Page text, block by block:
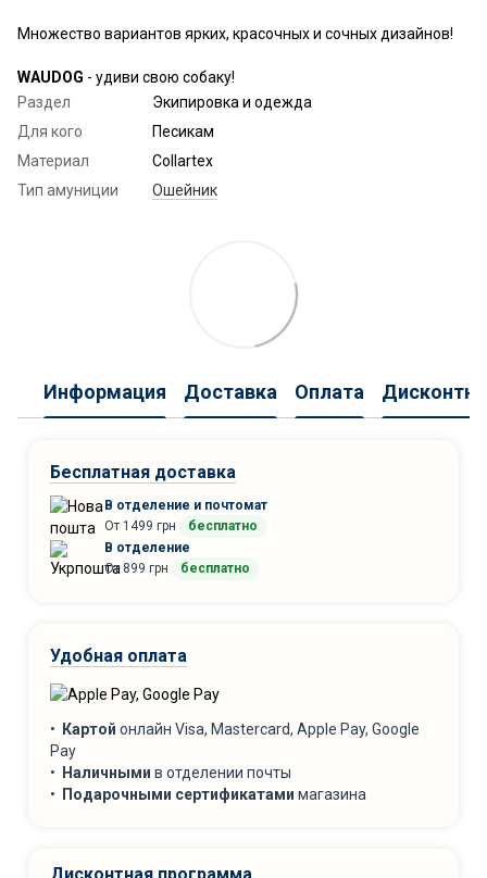
Множество вариантов ярких, красочных и сочных дизайнов!
WAUDOG - удиви свою собаку!
Раздел
Экипировка и одежда
Для кого
Песикам
Материал
Collartex
Тип амуниции
Ошейник
Информация Доставка Оплата
Бесплатная доставка
В отделение и почтомат
От 1499 грн
бесплатно
В отделение
От 899 грн
бесплатно
Удобная оплата
• Картой онлайн Visa, Mastercard, Apple Pay, Google
Pay
•
Наличными в отделении почты
•
Подарочными сертификатами магазина